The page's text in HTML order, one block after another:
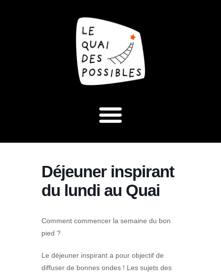
Déjeuner inspirant
du lundi au Quai
Comment commencer la semaine du bon
pied ?
Le déjeuner inspirant a pour objectif de
diffuser de bonnes ondes ! Les sujets des